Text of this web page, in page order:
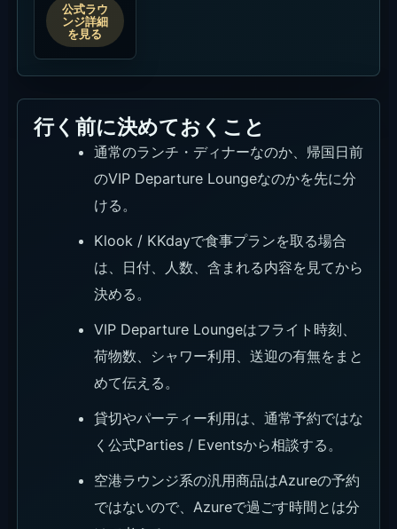
公式ラウ
ンジ詳細
を見る
行く前に決めておくこと
通常のランチ・ディナーなのか、帰国日前
のVIP Departure Loungeなのかを先に分
ける。
Klook / KKdayで食事プランを取る場合
は、日付、人数、含まれる内容を見てから
決める。
VIP Departure Loungeはフライト時刻、
荷物数、シャワー利用、送迎の有無をまと
めて伝える。
貸切やパーティー利用は、通常予約ではな
く公式Parties / Eventsから相談する。
空港ラウンジ系の汎用商品はAzureの予約
ではないので、Azureで過ごす時間とは分